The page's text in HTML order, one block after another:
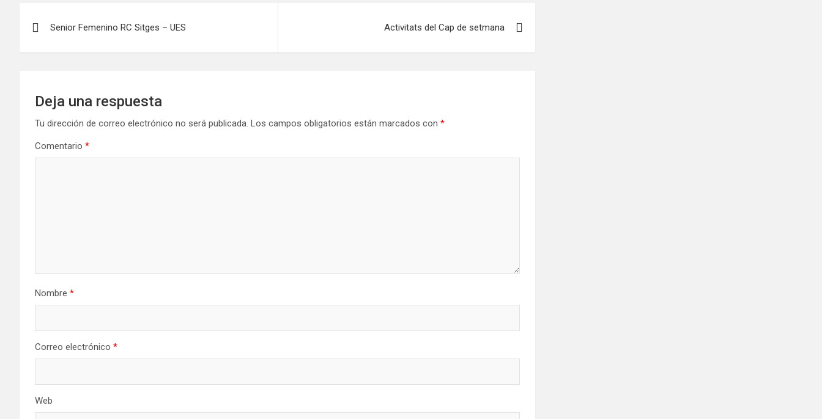
Senior Femenino RC Sitges – UES Activitats del Cap de setmana
Deja una respuesta
Tu dirección de correo electrónico no será publicada. Los campos obligatorios están marcados con *
Comentario *
Nombre *
Correo electrónico *
Web